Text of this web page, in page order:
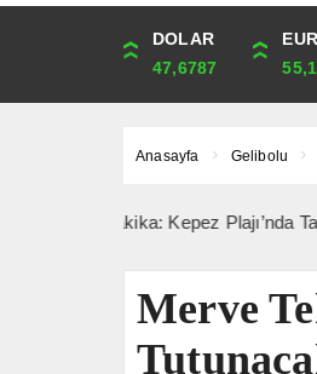
DOLAR
47,6787
ONS
4,341,81
Anasayfa Gelibolu
Son Dakika: Kepez Plajı’nda
Merve